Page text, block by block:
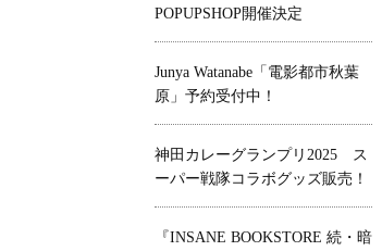
POPUPSHOP開催決定
Junya Watanabe「電影都市秋葉
原」予約受付中！
神田カレーグランプリ2025 ス
ーパー戦隊コラボグッズ販売！
『INSANE BOOKSTORE 続・暗